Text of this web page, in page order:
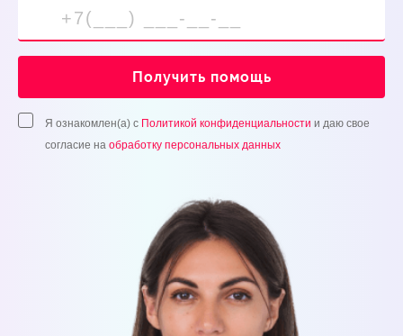
Получить помощь
Я ознакомлен(а) с Политикой конфиденциальности и даю свое
согласие на обработку персональных данных